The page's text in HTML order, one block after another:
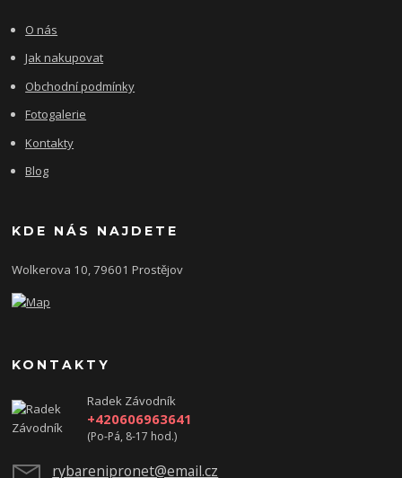
O nás
Jak nakupovat
Obchodní podmínky
Fotogalerie
Kontakty
Blog
KDE NÁS NAJDETE
Wolkerova 10, 79601 Prostějov
KONTAKTY
Radek Závodník
+420606963641
(Po-Pá, 8-17 hod.)
rybarenipronet@email.cz